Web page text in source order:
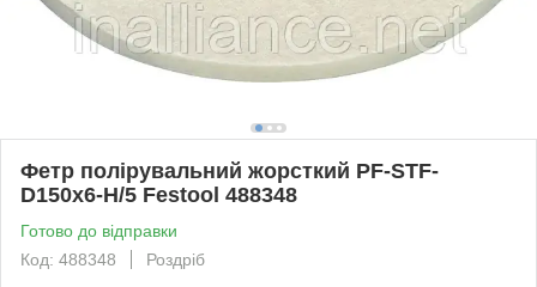
Фетр полірувальний жорсткий PF-STF-
D150x6-H/5 Festool 488348
Готово до відправки
Код: 488348
Роздріб